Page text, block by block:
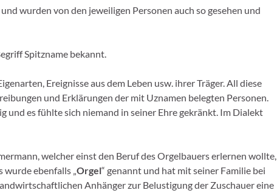
wurden von den jeweiligen Personen auch so gesehen und
Spitzname bekannt.
Ereignisse aus dem Leben usw. ihrer Träger. All diese
und Erklärungen der mit Uznamen belegten Personen.
und es fühlte sich niemand in seiner Ehre gekränkt. Im Dialekt
welcher einst den Beruf des Orgelbauers erlernen wollte,
wurde ebenfalls „Orgel“ genannt und hat mit seiner Familie bei
Anhänger zur Belustigung der Zuschauer eine